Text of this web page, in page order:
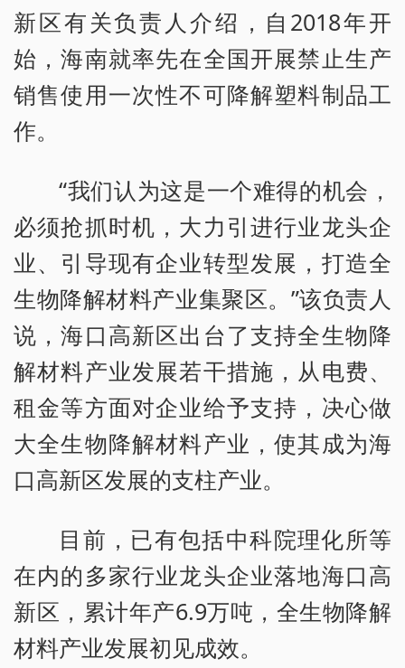
新区有关负责人介绍，自2018年开
始，海南就率先在全国开展禁止生产
销售使用一次性不可降解塑料制品工
作。
“我们认为这是一个难得的机会，
必须抢抓时机，大力引进行业龙头企
业、引导现有企业转型发展，打造全
生物降解材料产业集聚区。”该负责人
说，海口高新区出台了支持全生物降
解材料产业发展若干措施，从电费、
租金等方面对企业给予支持，决心做
大全生物降解材料产业，使其成为海
口高新区发展的支柱产业。
目前，已有包括中科院理化所等
在内的多家行业龙头企业落地海口高
新区，累计年产6.9万吨，全生物降解
材料产业发展初见成效。